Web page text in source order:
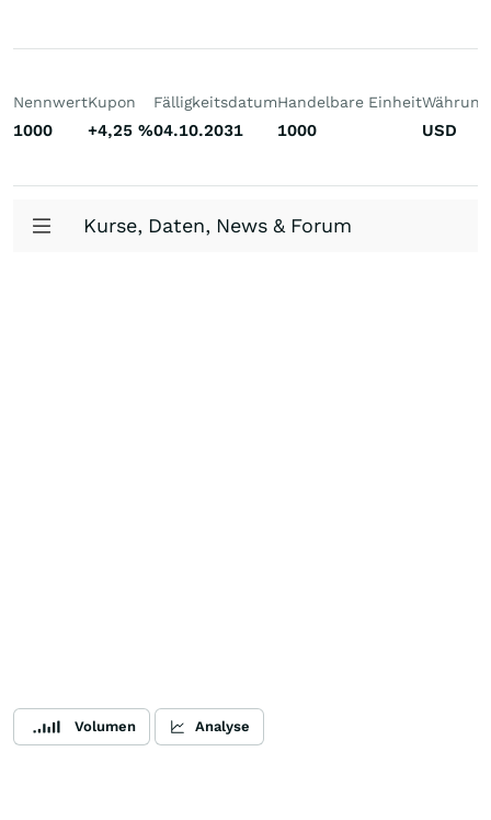
Nennwert
1000
Kupon
+4,25 %
Fälligkeitsdatum
04.10.2031
Handelbare Einheit
1000
Währung
USD
Kurse, Daten, News & Forum
Volumen Analyse